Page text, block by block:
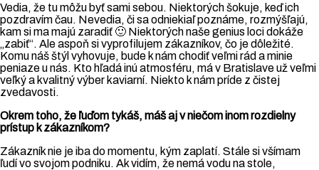
Vedia, že tu môžu byť sami sebou. Niektorých šokuje, keď ich
pozdravím čau. Nevedia, či sa odniekiaľ poznáme, rozmýšľajú,
kam si ma majú zaradiť 🙂 Niektorých naše genius loci dokáže
„zabiť“. Ale aspoň si vyprofilujem zákazníkov, čo je dôležité.
Komu náš štýl vyhovuje, bude k nám chodiť veľmi rád a minie
peniaze u nás. Kto hľadá inú atmosféru, má v Bratislave už veľmi
veľký a kvalitný výber kaviarní. Niekto k nám príde z čistej
zvedavosti.
Okrem toho, že ľuďom tykáš, máš aj v niečom inom rozdielny
prístup k zákazníkom?
Zákazník nie je iba do momentu, kým zaplatí. Stále si všímam
ľudí vo svojom podniku. Ak vidím, že nemá vodu na stole,